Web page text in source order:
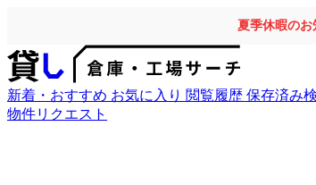
夏季休暇のお
新着・おすすめ お気に入り 閲覧履歴 保存済み
物件リクエスト